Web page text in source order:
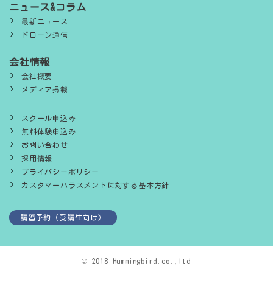
ニュース&コラム
最新ニュース
ドローン通信
会社情報
会社概要
メディア掲載
スクール申込み
無料体験申込み
お問い合わせ
採用情報
プライバシーポリシー
カスタマーハラスメントに対する基本方針
講習予約（受講生向け）
© 2018 Hummingbird.co.,ltd